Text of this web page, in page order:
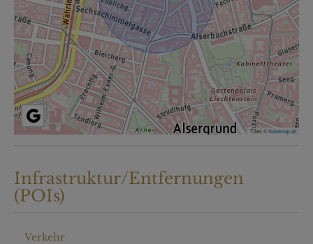
Tiles ©basemap.at
Infrastruktur/Entfernungen
(POIs)
Verkehr